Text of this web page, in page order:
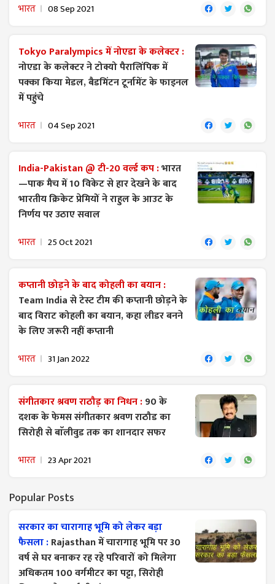
भारत 08 Sep 2021
Tokyo Paralympics में नोएडा के कलेक्टर :
नोएडा के कलेक्टर ने टोक्यो पैरालिंपिक में
पक्का किया मेडल, बैडमिंटन टूर्नामेंट के फाइनल
में पहुंचे
भारत 04 Sep 2021
India-Pakistan @ टी-20 वर्ल्ड कप :भारत
—पाक मैच में 10 विकेट से हार देखने के बाद
भारतीय क्रिकेट प्रेमियों ने राहुल के आउट के
निर्णय पर उठाए सवाल
भारत 25 Oct 2021
कप्तानी छोड़ने के बाद कोहली का बयान :
Team India से टेस्ट टीम की कप्तानी छोड़ने के
बाद विराट कोहली का बयान, कहा लीडर बनने
के लिए जरूरी नहीं कप्तानी
भारत 31 Jan 2022
संगीतकार श्रवण राठौड़ का निधन :90 के
दशक के फेमस संगीतकार श्रवण राठौड का
सिरोही से बाॅलीवुड तक का शानदार सफर
भारत 23 Apr 2021
Popular Posts
सरकार का चारागाह भूमि को लेकर बड़ा
फैसला :Rajasthan में चारागाह भूमि पर 30
वर्ष से घर बनाकर रह रहे परिवारों को मिलेगा
अधिकतम 100 वर्गमीटर का पट्टा, सिरोही